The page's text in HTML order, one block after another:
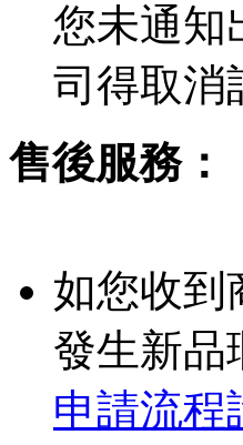
您未通知
司得取消
售後服務：
如您收到
發生新
申請流程